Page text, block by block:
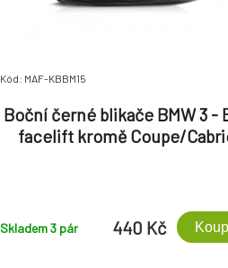
Kód: MAF-KBBM15
Boční černé blikače BMW 3 -
facelift kromě Coupe/
Skladem 3 pár 440 Kč